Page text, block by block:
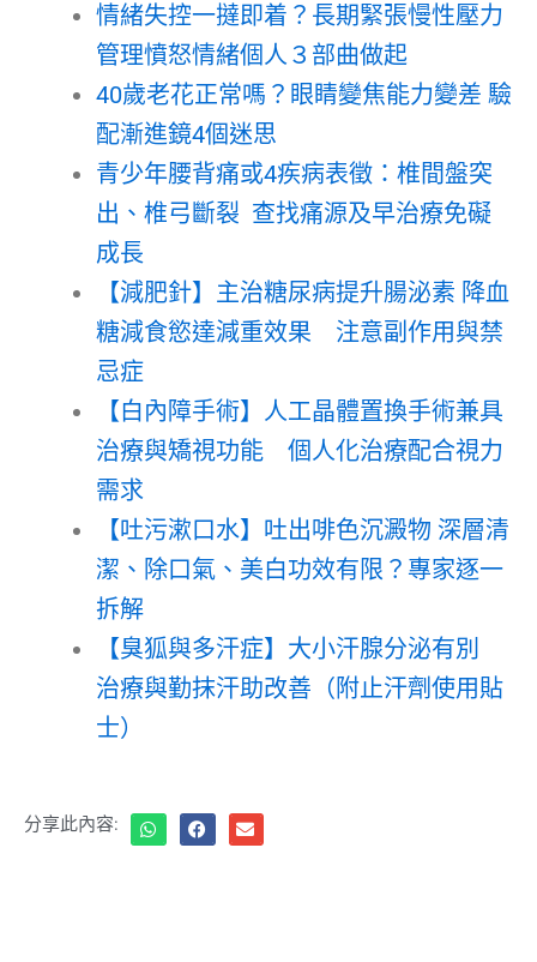
情緒失控一撻即着？長期緊張慢性壓力
管理憤怒情緒個人３部曲做起
40歲老花正常嗎？眼睛變焦能力變差 驗
配漸進鏡4個迷思
青少年腰背痛或4疾病表徵：椎間盤突
出、椎弓斷裂 查找痛源及早治療免礙
成長
【減肥針】主治糖尿病提升腸泌素 降血
糖減食慾達減重效果 注意副作用與禁
忌症
【白內障手術】人工晶體置換手術兼具
治療與矯視功能 個人化治療配合視力
需求
【吐污漱口水】吐出啡色沉澱物 深層清
潔、除口氣、美白功效有限？專家逐一
拆解
【臭狐與多汗症】大小汗腺分泌有別
治療與勤抹汗助改善（附止汗劑使用貼
士）
分享此內容: